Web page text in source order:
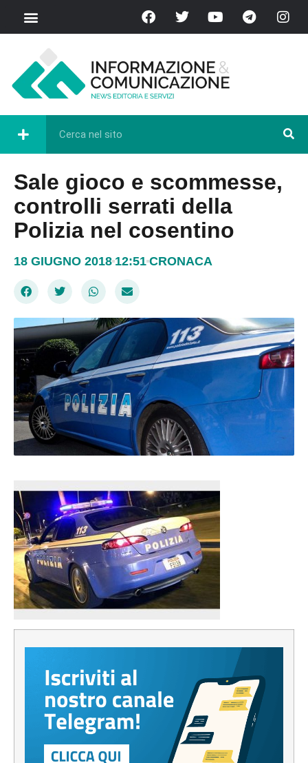
Sale gioco e scommesse,
controlli serrati della
Polizia nel cosentino
18 GIUGNO 2018 12:51 CRONACA